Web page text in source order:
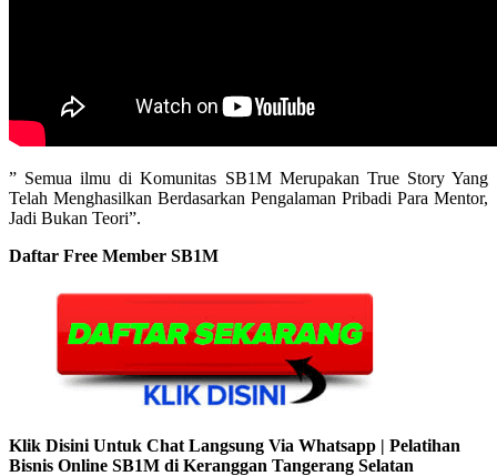
” Semua ilmu di Komunitas SB1M Merupakan True Story Yang
Telah Menghasilkan Berdasarkan Pengalaman Pribadi Para Mentor,
Jadi Bukan Teori”.
Daftar Free Member SB1M
Klik Disini Untuk Chat Langsung Via Whatsapp | Pelatihan
Bisnis Online SB1M di Keranggan Tangerang Selatan